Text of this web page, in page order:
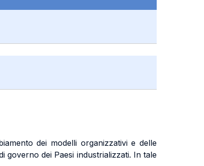
dei modelli organizzativi e delle
governo dei Paesi industrializzati. In tale